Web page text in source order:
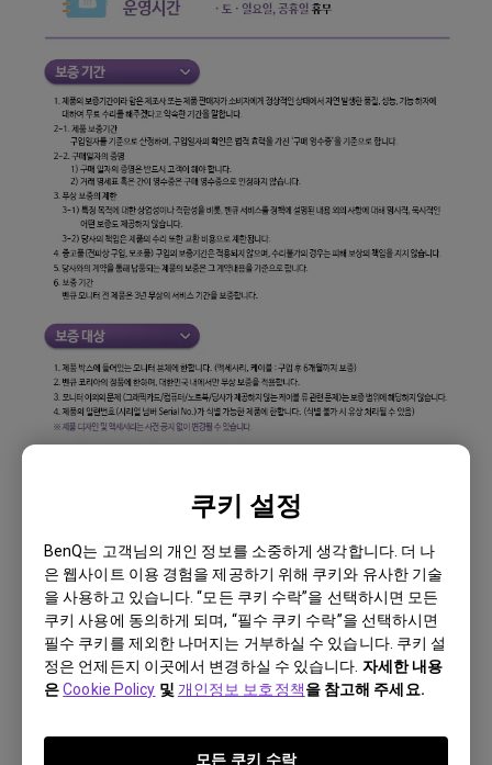
쿠키 설정
BenQ는 고객님의 개인 정보를 소중하게 생각합니다. 더 나
은 웹사이트 이용 경험을 제공하기 위해 쿠키와 유사한 기술
을 사용하고 있습니다. “모든 쿠키 수락”을 선택하시면 모든
쿠키 사용에 동의하게 되며, “필수 쿠키 수락”을 선택하시면
필수 쿠키를 제외한 나머지는 거부하실 수 있습니다. 쿠키 설
정은 언제든지 이곳에서 변경하실 수 있습니다. 자세한 내용
은Cookie Policy 및 개인정보 보호정책을 참고해 주세요.
모든 쿠키 수락